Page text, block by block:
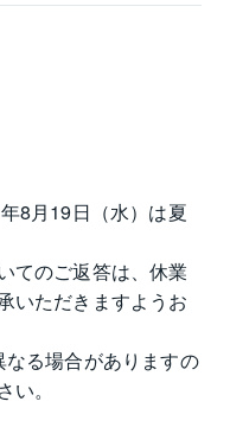
申し出
8月19日（水）は夏
てのご返答は、休業
いただきますようお
る場合がありますの
。